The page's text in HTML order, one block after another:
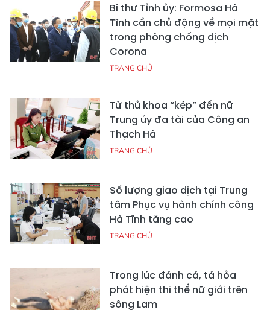
Bí thư Tỉnh ủy: Formosa Hà
Tĩnh cần chủ động về mọi mặt
trong phòng chống dịch
Corona
TRANG CHỦ
Từ thủ khoa “kép” đến nữ
Trung úy đa tài của Công an
Thạch Hà
TRANG CHỦ
Số lượng giao dịch tại Trung
tâm Phục vụ hành chính công
Hà Tĩnh tăng cao
TRANG CHỦ
Trong lúc đánh cá, tá hỏa
phát hiện thi thể nữ giới trên
sông Lam